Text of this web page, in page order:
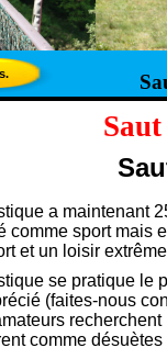
a maintenant
comme sport mais
et un loisir
se pratique le
(faites-nous
comme